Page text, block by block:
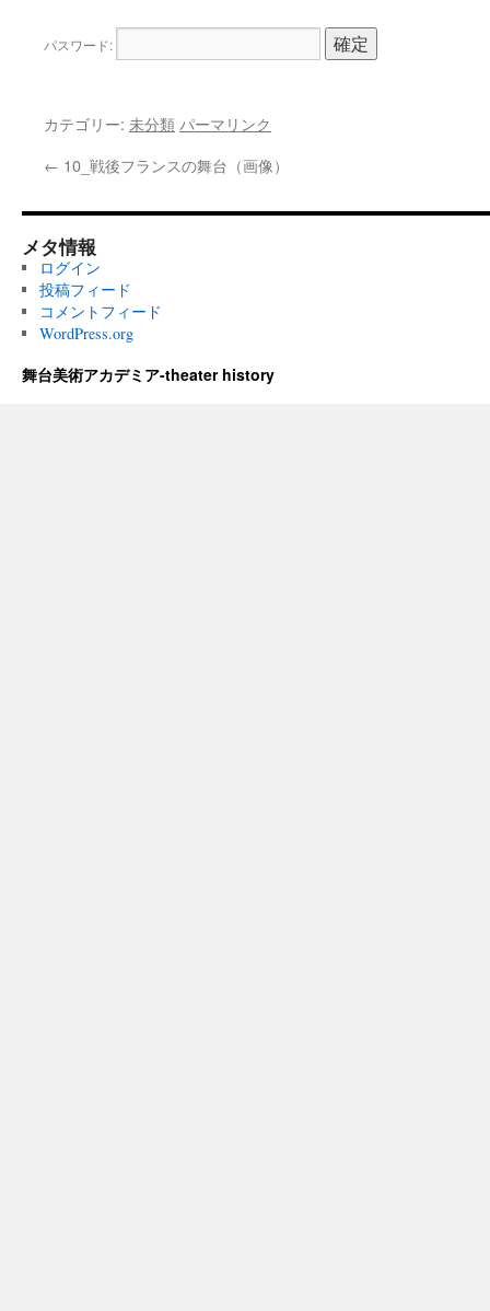
パスワード:
カテゴリー: 未分類 パーマリンク
← 10_戦後フランスの舞台（画像）
メタ情報
ログイン
投稿フィード
コメントフィード
WordPress.org
舞台美術アカデミア-theater history